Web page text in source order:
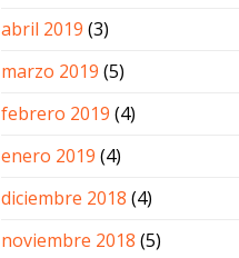
abril 2019 (3)
marzo 2019 (5)
febrero 2019 (4)
enero 2019 (4)
diciembre 2018 (4)
noviembre 2018 (5)